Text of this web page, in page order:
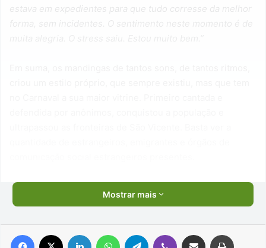
Mostrar mais
Facebook Linkedin WhatsAppTelegram Viber Compartilhar via e-mail